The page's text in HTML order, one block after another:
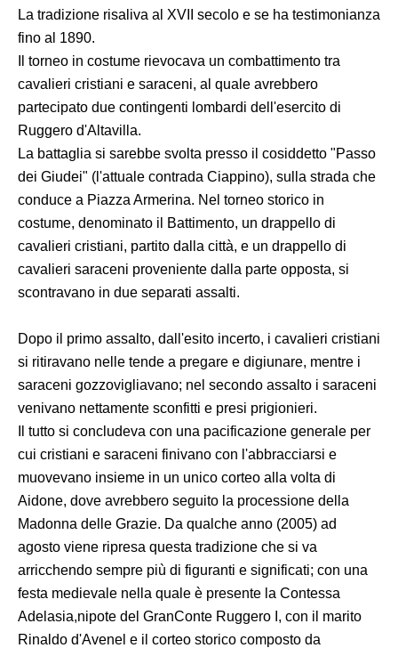
La tradizione risaliva al XVII secolo e se ha testimonianza
fino al 1890.
Il torneo in costume rievocava un combattimento tra
cavalieri cristiani e saraceni, al quale avrebbero
partecipato due contingenti lombardi dell'esercito di
Ruggero d'Altavilla.
La battaglia si sarebbe svolta presso il cosiddetto "Passo
dei Giudei" (l'attuale contrada Ciappino), sulla strada che
conduce a Piazza Armerina. Nel torneo storico in
costume, denominato il Battimento, un drappello di
cavalieri cristiani, partito dalla città, e un drappello di
cavalieri saraceni proveniente dalla parte opposta, si
scontravano in due separati assalti.
Dopo il primo assalto, dall'esito incerto, i cavalieri cristiani
si ritiravano nelle tende a pregare e digiunare, mentre i
saraceni gozzovigliavano; nel secondo assalto i saraceni
venivano nettamente sconfitti e presi prigionieri.
Il tutto si concludeva con una pacificazione generale per
cui cristiani e saraceni finivano con l'abbracciarsi e
muovevano insieme in un unico corteo alla volta di
Aidone, dove avrebbero seguito la processione della
Madonna delle Grazie. Da qualche anno (2005) ad
agosto viene ripresa questa tradizione che si va
arricchendo sempre più di figuranti e significati; con una
festa medievale nella quale è presente la Contessa
Adelasia,nipote del GranConte Ruggero I, con il marito
Rinaldo d'Avenel e il corteo storico composto da